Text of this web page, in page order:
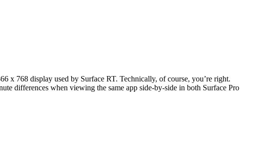
x 768 display used by Surface RT. Technically, of course, you’re right.
differences when viewing the same app side-by-side in both Surface Pro